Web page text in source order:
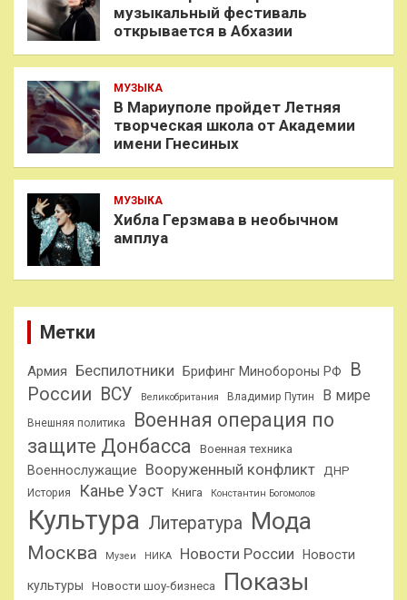
музыкальный фестиваль
открывается в Абхазии
МУЗЫКА
В Мариуполе пройдет Летняя
творческая школа от Академии
имени Гнесиных
МУЗЫКА
Хибла Герзмава в необычном
амплуа
Метки
Армия Беспилотники Брифинг Минобороны РФ
В
России ВСУ Великобритания Владимир Путин В мире
Внешняя политика
Военная операция по
защите Донбасса
Военная техника
Военнослужащие Вооруженный конфликт ДНР
История Канье Уэст Книга Константин Богомолов
Культура Литература Мода
Москва Музеи НИКА Новости России Новости
культуры Новости шоу-бизнеса Показы